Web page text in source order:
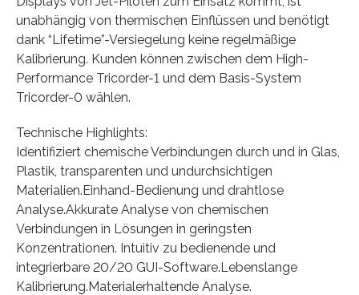
unabhängig von thermischen Einflüssen und benötigt
dank “Lifetime”-Versiegelung keine regelmäßige
Kalibrierung. Kunden können zwischen dem High-
Performance Tricorder-1 und dem Basis-System
Tricorder-0 wählen.
Technische Highlights:
Identifiziert chemische Verbindungen durch und in Glas,
Plastik, transparenten und undurchsichtigen
Materialien.Einhand-Bedienung und drahtlose
Analyse.Akkurate Analyse von chemischen
Verbindungen in Lösungen in geringsten
Konzentrationen. Intuitiv zu bedienende und
integrierbare 20/20 GUI-Software.Lebenslange
Kalibrierung.Materialerhaltende Analyse.